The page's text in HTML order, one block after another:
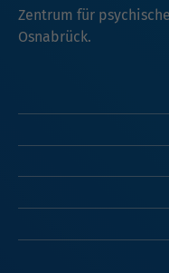
Zentrum für
Osnabrück.